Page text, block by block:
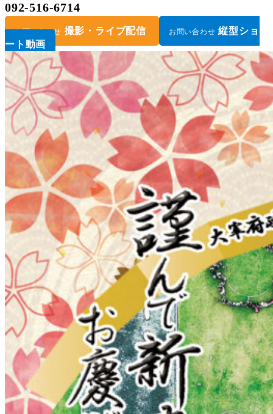
092-516-6714
お問い合わせ 撮影・ライブ配信 お問い合わせ 縦型ショ
ート動画